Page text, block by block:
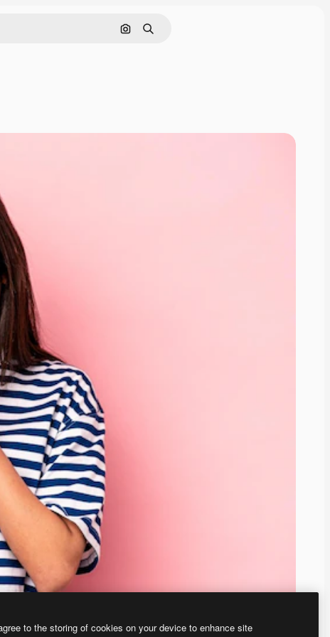
画像で検索
検索
to the storing of cookies on your device to enhance site